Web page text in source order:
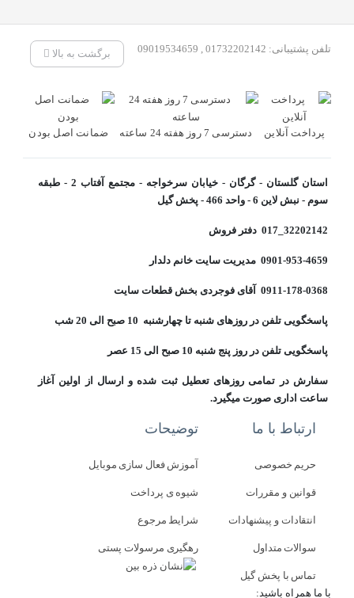
تلفن پشتیبانی: 01732202142 , 09019534659 برگشت به بالا
پرداخت آنلاین دسترسی 7 روز هفته 24 ساعته ضمانت اصل بودن
استان گلستان - گرگان - خیابان سرخواجه - مجتمع آفتاب 2 - طبقه
سوم - نبش لاین 6 - واحد 466 - پخش گیل
32202142_017 دفتر فروش
0901-953-4659 مدیریت سایت خانم دلدار
0911-178-0368 آقای فوجردی بخش قطعات سایت
پاسخگویی تلفن در روزهای شنبه تا چهارشنبه 10 صبح الی 20 شب
پاسخگویی تلفن در روز پنج شنبه 10 صبح الی 15 عصر
سفارش در تمامی روزهای تعطیل ثبت شده و ارسال از اولین آغاز
ساعت اداری صورت میگیرد.
ارتباط با ما
حریم خصوصی
قوانین و مقررات
انتقادات و پیشنهادات
سوالات متداول
تماس با پخش گیل
توضیحات
آموزش فعال سازی موبایل
شیوه ی پرداخت
شرایط مرجوع
رهگیری مرسولات پستی
با ما همراه باشید: